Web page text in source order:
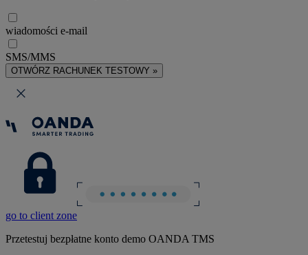
wiadomości e-mail
SMS/MMS
OTWÓRZ RACHUNEK TESTOWY »
go to client zone
Przetestuj bezpłatne konto demo OANDA TMS